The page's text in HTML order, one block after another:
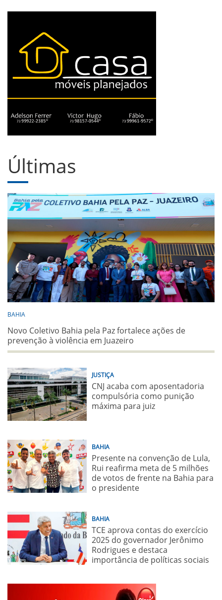
Últimas
BAHIA
Novo Coletivo Bahia pela Paz fortalece ações de
prevenção à violência em Juazeiro
JUSTIÇA
CNJ acaba com aposentadoria
compulsória como punição
máxima para juiz
BAHIA
Presente na convenção de Lula,
Rui reafirma meta de 5 milhões
de votos de frente na Bahia para
o presidente
BAHIA
TCE aprova contas do exercício
2025 do governador Jerônimo
Rodrigues e destaca
importância de políticas sociais